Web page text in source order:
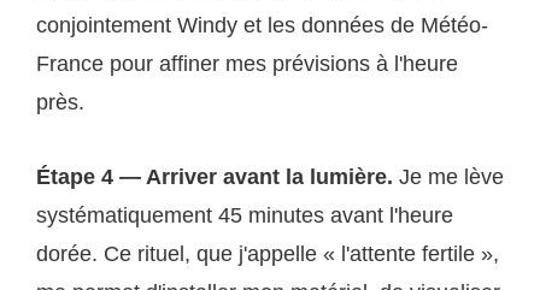
conjointement Windy et les données de Météo-
France pour affiner mes prévisions à l'heure
près.
Étape 4 — Arriver avant la lumière. Je me lève
systématiquement 45 minutes avant l'heure
dorée. Ce rituel, que j'appelle « l'attente fertile »,